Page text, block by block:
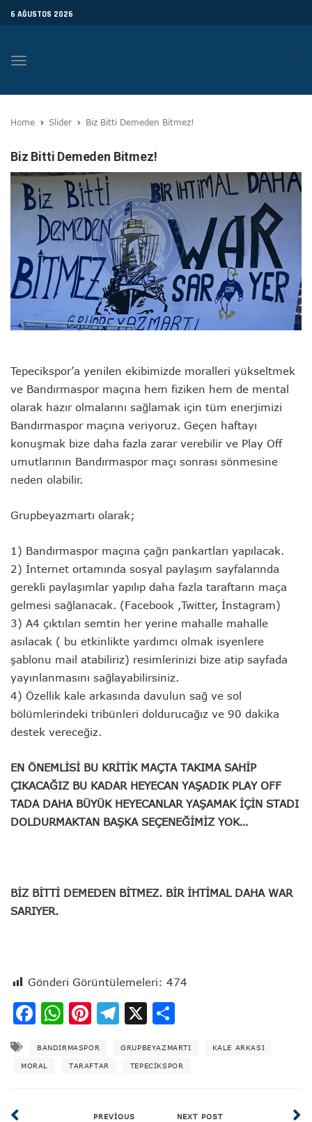
6 AĞUSTOS 2026
Toggle
Home Slider Biz Bitti Demeden Bitmez!
Biz Bitti Demeden Bitmez!
Tepecikspor’a yenilen ekibimizde moralleri yükseltmek
ve Bandırmaspor maçına hem fiziken hem de mental
olarak hazır olmalarını sağlamak için tüm enerjimizi
Bandırmaspor maçına veriyoruz. Geçen haftayı
konuşmak bize daha fazla zarar verebilir ve Play Off
umutlarının Bandırmaspor maçı sonrası sönmesine
neden olabilir.
Grupbeyazmartı olarak;
1) Bandırmaspor maçına çağrı pankartları yapılacak.
2) İnternet ortamında sosyal paylaşım sayfalarında
gerekli paylaşımlar yapılıp daha fazla taraftarın maça
gelmesi sağlanacak. (Facebook ,Twitter, İnstagram)
3) A4 çıktıları semtin her yerine mahalle mahalle
asılacak ( bu etkinlikte yardımcı olmak isyenlere
şablonu mail atabiliriz) resimlerinizi bize atip sayfada
yayınlanmasını sağlayabilirsiniz.
4) Özellik kale arkasında davulun sağ ve sol
bölümlerindeki tribünleri doldurucağız ve 90 dakika
destek vereceğiz.
EN ÖNEMLİSİ BU KRİTİK MAÇTA TAKIMA SAHİP
ÇIKACAĞIZ BU KADAR HEYECAN YAŞADIK PLAY OFF
TADA DAHA BÜYÜK HEYECANLAR YAŞAMAK İÇİN STADI
DOLDURMAKTAN BAŞKA SEÇENEĞİMİZ YOK…
BİZ BİTTİ DEMEDEN BİTMEZ. BİR İHTİMAL DAHA WAR
SARIYER.
Gönderi Görüntülemeleri: 474
Facebook
WhatsApp
Pinterest
Telegram
X
BANDIRMASPOR GRUPBEYAZMARTI KALE ARKASI
MORAL TARAFTAR TEPECIKSPOR
PREVIOUS NEXT POST